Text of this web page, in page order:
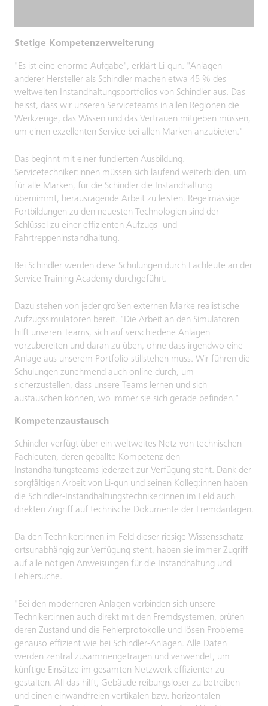
Stetige Kompetenzerweiterung
"Es ist eine enorme Aufgabe", erklärt Li-qun. "Anlagen
anderer Hersteller als Schindler machen etwa 45 % des
weltweiten Instandhaltungsportfolios von Schindler aus. Das
heisst, dass wir unseren Serviceteams in allen Regionen die
Werkzeuge, das Wissen und das Vertrauen mitgeben müssen,
um einen exzellenten Service bei allen Marken anzubieten."
Das beginnt mit einer fundierten Ausbildung.
Servicetechniker:innen müssen sich laufend weiterbilden, um
für alle Marken, für die Schindler die Instandhaltung
übernimmt, herausragende Arbeit zu leisten. Regelmässige
Fortbildungen zu den neuesten Technologien sind der
Schlüssel zu einer effizienten Aufzugs- und
Fahrtreppeninstandhaltung.
Bei Schindler werden diese Schulungen durch Fachleute an der
Service Training Academy durchgeführt.
Dazu stehen von jeder großen externen Marke realistische
Aufzugssimulatoren bereit. "Die Arbeit an den Simulatoren
hilft unseren Teams, sich auf verschiedene Anlagen
vorzubereiten und daran zu üben, ohne dass irgendwo eine
Anlage aus unserem Portfolio stillstehen muss. Wir führen die
Schulungen zunehmend auch online durch, um
sicherzustellen, dass unsere Teams lernen und sich
austauschen können, wo immer sie sich gerade befinden."
Kompetenzaustausch
Schindler verfügt über ein weltweites Netz von technischen
Fachleuten, deren geballte Kompetenz den
Instandhaltungsteams jederzeit zur Verfügung steht. Dank der
sorgfältigen Arbeit von Li-qun und seinen Kolleg:innen haben
die Schindler-Instandhaltungstechniker:innen im Feld auch
direkten Zugriff auf technische Dokumente der Fremdanlagen.
Da den Techniker:innen im Feld dieser riesige Wissensschatz
ortsunabhängig zur Verfügung steht, haben sie immer Zugriff
auf alle nötigen Anweisungen für die Instandhaltung und
Fehlersuche.
"Bei den moderneren Anlagen verbinden sich unsere
Techniker:innen auch direkt mit den Fremdsystemen, prüfen
deren Zustand und die Fehlerprotokolle und lösen Probleme
genauso effizient wie bei Schindler-Anlagen. Alle Daten
werden zentral zusammengetragen und verwendet, um
künftige Einsätze im gesamten Netzwerk effizienter zu
gestalten. All das hilft, Gebäude reibungsloser zu betreiben
und einen einwandfreien vertikalen bzw. horizontalen